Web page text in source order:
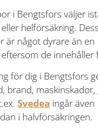
i Bengtsfors väljer
helförsäkring.
är något dyrare än en
de innehåller
för dig i Bengtsfors
brand, maskinskador,
Svedea ingår även
i halvförsäkringen.